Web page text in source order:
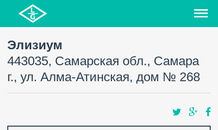
Элизиум
443035, Самарская обл., Самара
г., ул. Алма-Атинская, дом № 268